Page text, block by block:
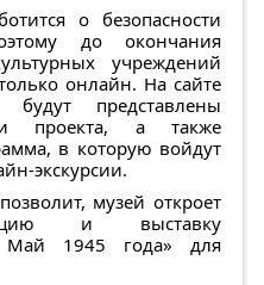
о безопасности
до окончания
учреждений
онлайн. На сайте
будут представлены
проекта, а также
в которую войдут
экскурсии.
музей откроет
и выставку
Май 1945 года» для